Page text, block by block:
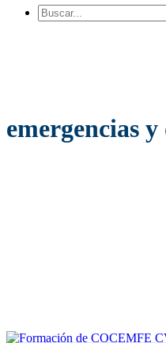
emergencias